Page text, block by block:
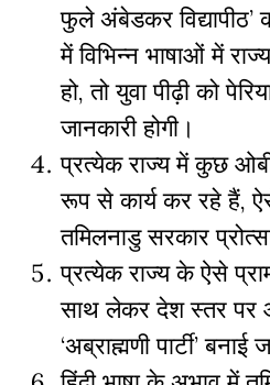
फुले अंबेडकर
में विभिन्न भाषाओं में
हो, तो युवा पीढ़ी को
जानकारी होगी।
प्रत्येक राज्य में कुछ
रूप से कार्य कर रहे हैं,
तमिलनाडु सरकार
प्रत्येक राज्य के ऐसे
साथ लेकर देश स्तर पर
‘अब्राह्मणी पार्टी’